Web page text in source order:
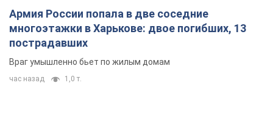
Армия России попала в две соседние
многоэтажки в Харькове: двое погибших, 13
пострадавших
Враг умышленно бьет по жилым домам
час назад 1,0 т.